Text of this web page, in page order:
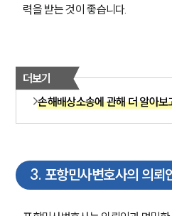
력을 받는 것이 좋습니다.
더보기
손해배상소송에 관해 더 알아보
3. 포항민사변호사의 의뢰